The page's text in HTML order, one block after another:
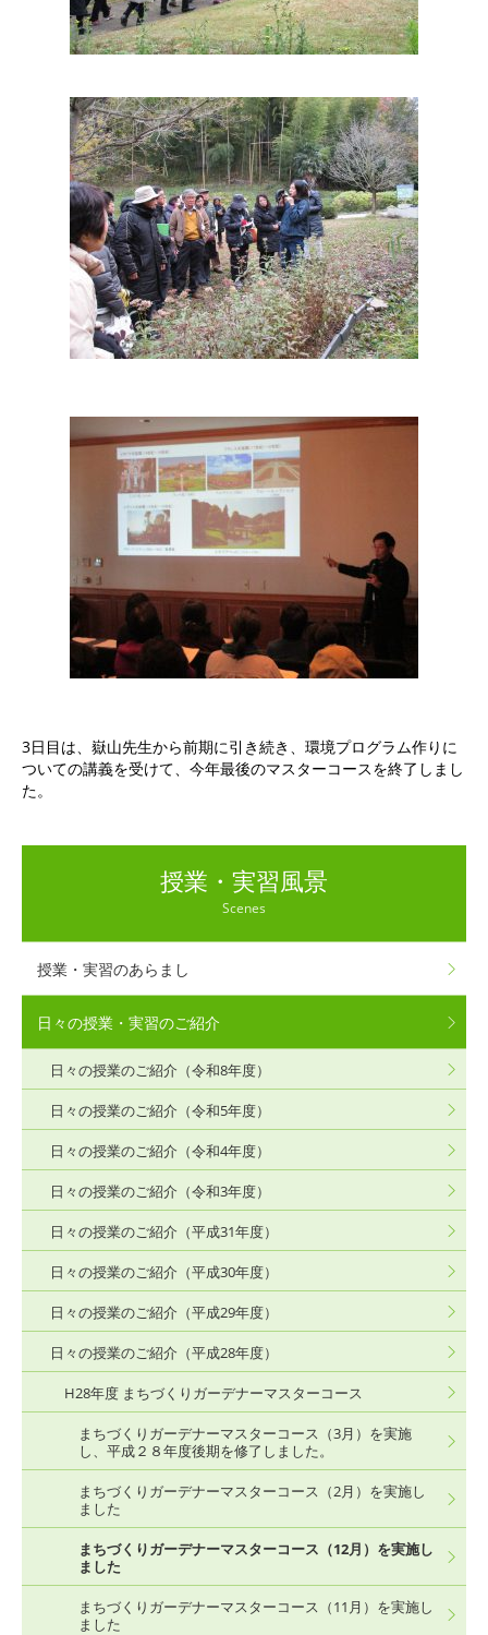
3日目は、嶽山先生から前期に引き続き、環境プログラム作りに
ついての講義を受けて、今年最後のマスターコースを終了しまし
た。
授業・実習風景
Scenes
授業・実習のあらまし
日々の授業・実習のご紹介
日々の授業のご紹介（令和8年度）
日々の授業のご紹介（令和5年度）
日々の授業のご紹介（令和4年度）
日々の授業のご紹介（令和3年度）
日々の授業のご紹介（平成31年度）
日々の授業のご紹介（平成30年度）
日々の授業のご紹介（平成29年度）
日々の授業のご紹介（平成28年度）
H28年度 まちづくりガーデナーマスターコース
まちづくりガーデナーマスターコース（3月）を実施
し、平成２８年度後期を修了しました。
まちづくりガーデナーマスターコース（2月）を実施し
ました
まちづくりガーデナーマスターコース（12月）を実施し
ました
まちづくりガーデナーマスターコース（11月）を実施し
ました